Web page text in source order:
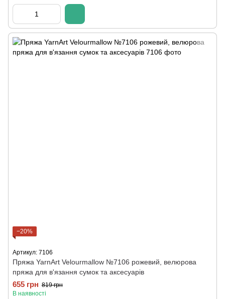
−20%
Артикул: 7106
Пряжа YarnArt Velourmallow №7106 рожевий, велюрова
пряжа для в'язання сумок та аксесуарів
655 грн 819 грн
В наявності